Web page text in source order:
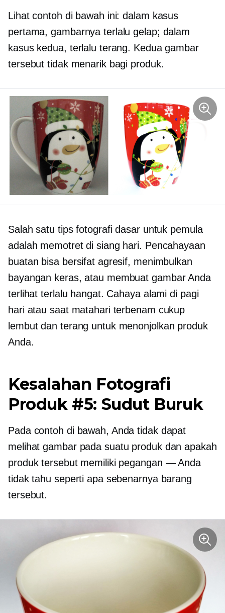
Lihat contoh di bawah ini: dalam kasus
pertama, gambarnya terlalu gelap; dalam
kasus kedua, terlalu terang. Kedua gambar
tersebut tidak menarik bagi produk.
Salah satu tips fotografi dasar untuk pemula
adalah memotret di siang hari. Pencahayaan
buatan bisa bersifat agresif, menimbulkan
bayangan keras, atau membuat gambar Anda
terlihat terlalu hangat. Cahaya alami di pagi
hari atau saat matahari terbenam cukup
lembut dan terang untuk menonjolkan produk
Anda.
Kesalahan Fotografi
Produk #5: Sudut Buruk
Pada contoh di bawah, Anda tidak dapat
melihat gambar pada suatu produk dan apakah
produk tersebut memiliki pegangan — Anda
tidak tahu seperti apa sebenarnya barang
tersebut.